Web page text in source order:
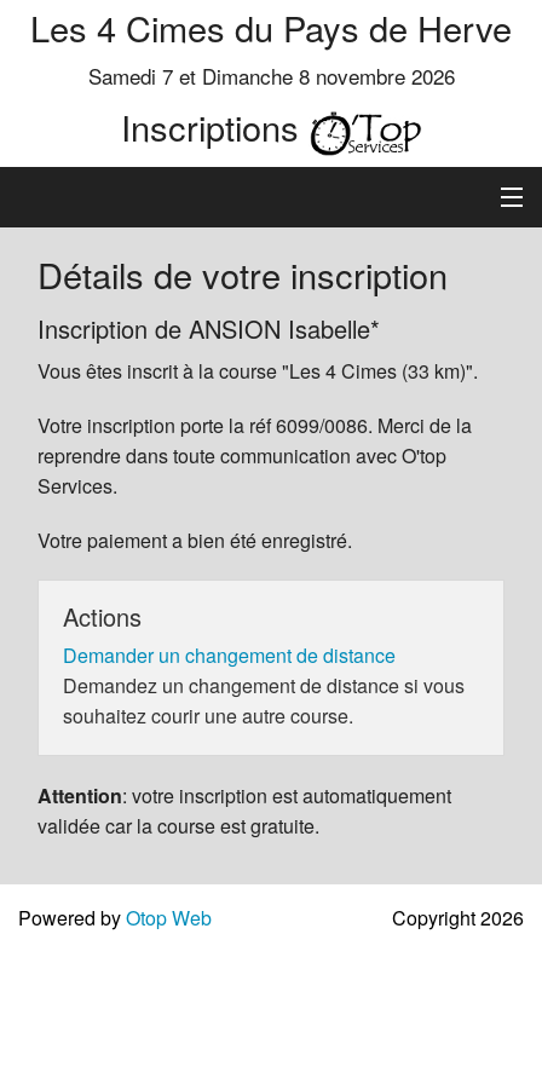
Les 4 Cimes du Pays de Herve
Samedi 7 et Dimanche 8 novembre 2026
Inscriptions
Inscription
Préinscrits
Informations
Détails de votre inscription
Inscription de ANSION Isabelle*
Vous êtes inscrit à la course "Les 4 Cimes (33 km)".
Votre inscription porte la réf 6099/0086. Merci de la
reprendre dans toute communication avec O'top
Services.
Votre paiement a bien été enregistré.
Actions
Demander un changement de distance
Demandez un changement de distance si vous
souhaitez courir une autre course.
Attention: votre inscription est automatiquement
validée car la course est gratuite.
Powered byOtop Web Copyright 2026